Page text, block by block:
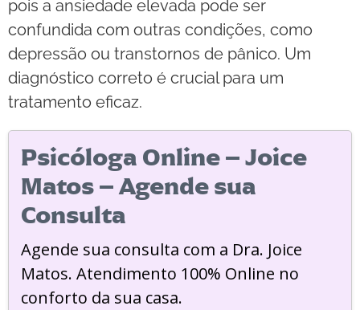
pois a ansiedade elevada pode ser
confundida com outras condições, como
depressão ou transtornos de pânico. Um
diagnóstico correto é crucial para um
tratamento eficaz.
Psicóloga Online – Joice
Matos – Agende sua
Consulta
Agende sua consulta com a Dra. Joice
Matos. Atendimento 100% Online no
conforto da sua casa.